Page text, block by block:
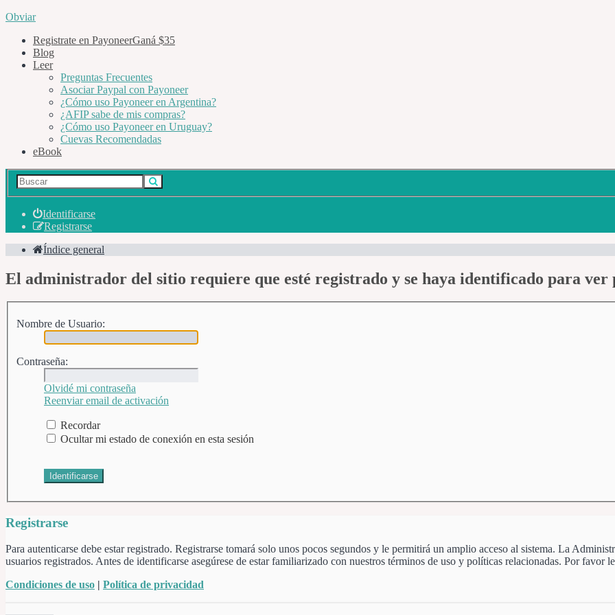
Obviar
Registrate en PayoneerGaná $35
Blog
Leer
Preguntas Frecuentes
Asociar Paypal con Payoneer
¿Cómo uso Payoneer en Argentina?
¿AFIP sabe de mis compras?
¿Cómo uso Payoneer en Uruguay?
Cuevas Recomendadas
eBook
Identificarse
Registrarse
Índice general
El administrador del sitio requiere que esté registrado y se haya identificado para ver
Nombre de Usuario:
Contraseña:
Olvidé mi contraseña
Reenviar email de activación
Recordar
Ocultar mi estado de conexión en esta sesión
Registrarse
Para autenticarse debe estar registrado. Registrarse tomará solo unos pocos segundos y le permitirá un amplio acceso al sistema. La
usuarios registrados. Antes de identificarse asegúrese de estar familiarizado con nuestros términos de uso y políticas relacionadas. Por favor
Condiciones de uso | Política de privacidad